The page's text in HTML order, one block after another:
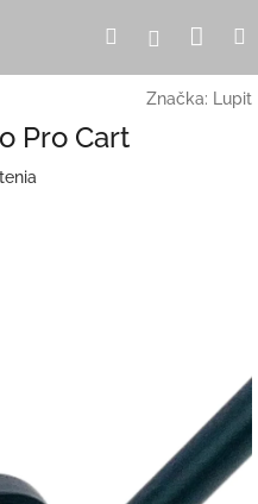
Hľadať
Značka: Lupit
Pro Cart